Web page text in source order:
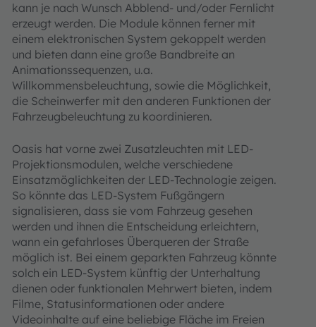
kann je nach Wunsch Abblend- und/oder Fernlicht
erzeugt werden. Die Module können ferner mit
einem elektronischen System gekoppelt werden
und bieten dann eine große Bandbreite an
Animationssequenzen, u.a.
Willkommensbeleuchtung, sowie die Möglichkeit,
die Scheinwerfer mit den anderen Funktionen der
Fahrzeugbeleuchtung zu koordinieren.
Oasis hat vorne zwei Zusatzleuchten mit LED-
Projektionsmodulen, welche verschiedene
Einsatzmöglichkeiten der LED-Technologie zeigen.
So könnte das LED-System Fußgängern
signalisieren, dass sie vom Fahrzeug gesehen
werden und ihnen die Entscheidung erleichtern,
wann ein gefahrloses Überqueren der Straße
möglich ist. Bei einem geparkten Fahrzeug könnte
solch ein LED-System künftig der Unterhaltung
dienen oder funktionalen Mehrwert bieten, indem
Filme, Statusinformationen oder andere
Videoinhalte auf eine beliebige Fläche im Freien